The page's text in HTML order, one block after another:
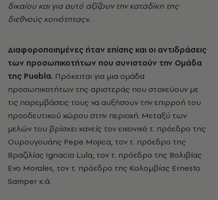
δικαίου και για αυτό αξίζουν την καταδίκη της
διεθνούς κοινότητας».
Διαφοροποιημένες ήταν επίσης και οι αντιδράσεις
των προσωπικοτήτων που συνιστούν την Ομάδα
της Puebla. Πρόκειται για μια ομάδα
προσωπικοτήτων της αριστεράς που στοχεύουν με
τις παρεμβάσεις τους να αυξήσουν την επιρροή του
προοδευτικού χώρου στην περιοχή. Μεταξύ των
μελών του βρίσκει κανείς τον εικονικό τ. πρόεδρο της
Ουρουγουάης Pepe Mojica, τον τ. πρόεδρο της
Βραζιλίας Ignacio Lula, τον τ. πρόεδρο της Βολιβίας
Evo Morales, τον τ. πρόεδρο της Κολομβίας Ernesto
Samper κ.ά.